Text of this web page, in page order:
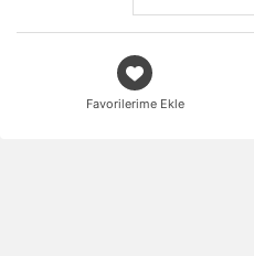
Favorilerime Ekle